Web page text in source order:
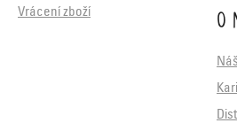
Vrácení zboží
O